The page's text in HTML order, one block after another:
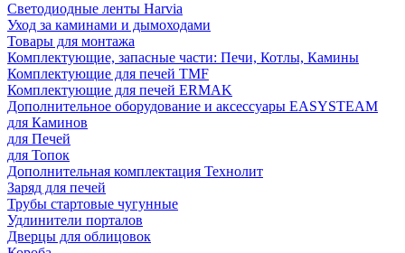
Светодиодные ленты Harvia
Уход за каминами и дымоходами
Товары для монтажа
Комплектующие, запасные части: Печи, Котлы, Камины
Комплектующие для печей TMF
Комплектующие для печей ERMAK
Дополнительное оборудование и аксессуары EASYSTEAM
для Каминов
для Печей
для Топок
Дополнительная комплектация Технолит
Заряд для печей
Трубы стартовые чугунные
Удлинители порталов
Дверцы для облицовок